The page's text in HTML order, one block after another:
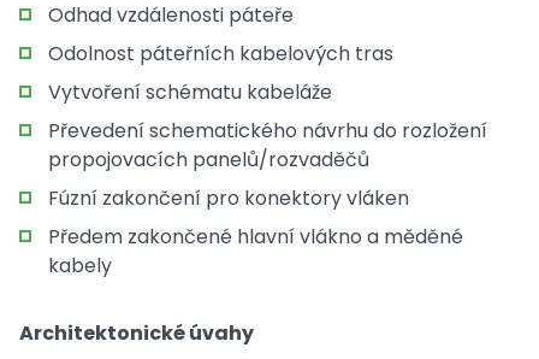
Odhad vzdálenosti páteře
Odolnost páteřních kabelových tras
Vytvoření schématu kabeláže
Převedení schematického návrhu do rozložení
propojovacích panelů/rozvaděčů
Fúzní zakončení pro konektory vláken
Předem zakončené hlavní vlákno a měděné
kabely
Architektonické úvahy